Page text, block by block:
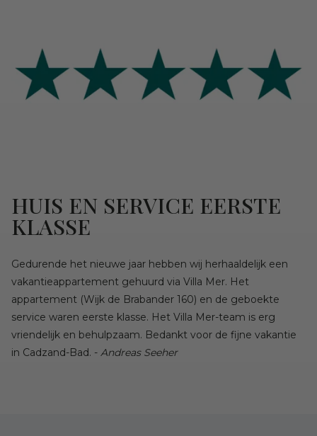
HUIS EN SERVICE EERSTE
KLASSE
Gedurende het nieuwe jaar hebben wij herhaaldelijk een
vakantieappartement gehuurd via Villa Mer. Het
appartement (Wijk de Brabander 160) en de geboekte
service waren eerste klasse. Het Villa Mer-team is erg
vriendelijk en behulpzaam. Bedankt voor de fijne vakantie
in Cadzand-Bad. - Andreas Seeher